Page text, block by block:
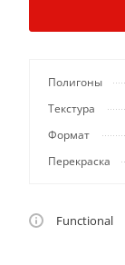
Полигоны
Текстура
Формат
Перекраска
Functional